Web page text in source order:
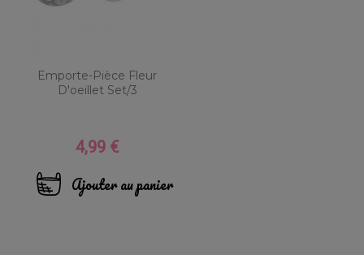
Emporte-Pièce Fleur
D'oeillet Set/3
Prix
4,99 €
Ajouter au panier